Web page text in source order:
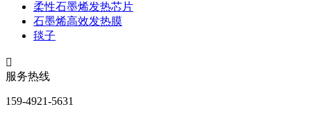
柔性石墨烯发热芯片
石墨烯高效发热膜
毯子

服务热线
159-4921-5631